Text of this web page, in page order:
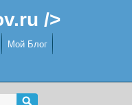
/>
Мой Блог